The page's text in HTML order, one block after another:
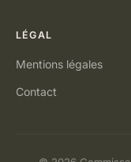
LÉGAL
Mentions légales
Contact